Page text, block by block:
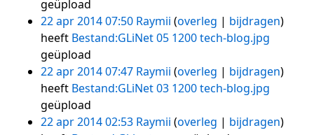
geüpload
22 apr 2014 07:50 Raymii overleg
bijdragen
heeft Bestand:GLiNet 05 1200 tech-blog.jpg
geüpload
22 apr 2014 07:47 Raymii overleg
bijdragen
heeft Bestand:GLiNet 03 1200 tech-blog.jpg
geüpload
22 apr 2014 02:53 Raymii overleg
bijdragen